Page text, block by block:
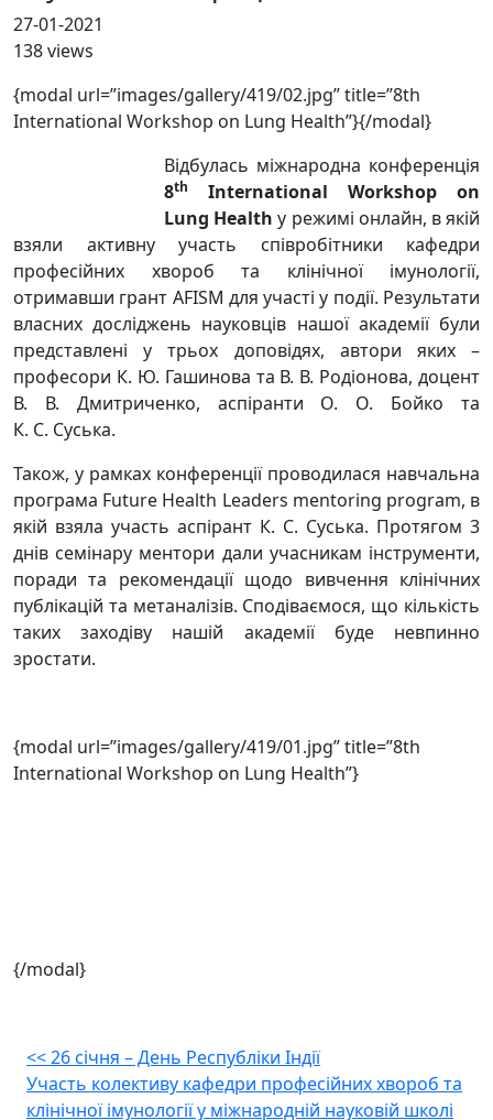
27-01-2021
138 views
{modal url=”images/gallery/419/02.jpg” title=”8th
International Workshop on Lung Health”}{/modal}
Відбулась міжнародна конференція
8th
International Workshop on
Lung Health у режимі онлайн, в якій
взяли активну участь співробітники кафедри
професійних хвороб та клінічної імунології,
отримавши грант AFISM для участі у події. Результати
власних досліджень науковців нашої академії були
представлені у трьох доповідях, автори яких –
професори К. Ю. Гашинова та В. В. Родіонова, доцент
В. В. Дмитриченко, аспіранти О. О. Бойко та
К. С. Суська.
Також, у рамках конференції проводилася навчальна
програма Future Health Leaders mentoring program, в
якій взяла участь аспірант К. С. Суська. Протягом 3
днів семінару ментори дали учасникам інструменти,
поради та рекомендації щодо вивчення клінічних
публікацій та метаналізів. Сподіваємося, що кількість
таких заходіву нашій академії буде невпинно
зростати.
{modal url=”images/gallery/419/01.jpg” title=”8th
International Workshop on Lung Health”}
{/modal}
Навігація
записів
<<26 січня – День Республіки Індії
Участь колективу кафедри професійних хвороб та
клінічної імунології у міжнародній науковій школі